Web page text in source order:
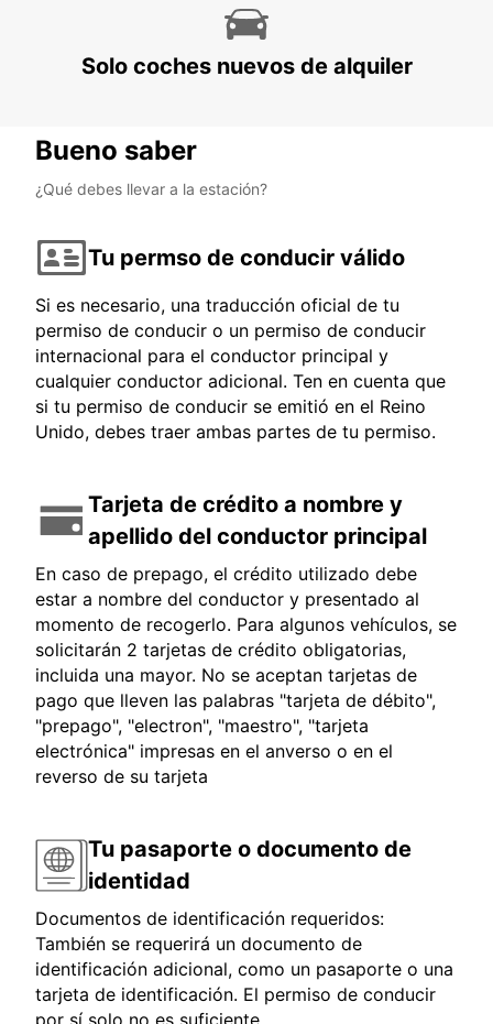
VALENCIENNES - FRANCE
Solo coches nuevos de alquiler
Bueno saber
¿Qué debes llevar a la estación?
Tu permso de conducir válido
Si es necesario, una traducción oficial de tu
permiso de conducir o un permiso de conducir
internacional para el conductor principal y
cualquier conductor adicional. Ten en cuenta que
si tu permiso de conducir se emitió en el Reino
Unido, debes traer ambas partes de tu permiso.
Tarjeta de crédito a nombre y
apellido del conductor principal
En caso de prepago, el crédito utilizado debe
estar a nombre del conductor y presentado al
momento de recogerlo. Para algunos vehículos, se
solicitarán 2 tarjetas de crédito obligatorias,
incluida una mayor. No se aceptan tarjetas de
pago que lleven las palabras "tarjeta de débito",
"prepago", "electron", "maestro", "tarjeta
electrónica" impresas en el anverso o en el
reverso de su tarjeta
Tu pasaporte o documento de
identidad
Documentos de identificación requeridos:
También se requerirá un documento de
identificación adicional, como un pasaporte o una
tarjeta de identificación. El permiso de conducir